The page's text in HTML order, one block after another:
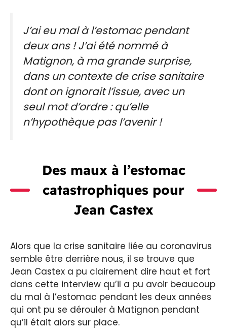
J’ai eu mal à l’estomac pendant
deux ans ! J’ai été nommé à
Matignon, à ma grande surprise,
dans un contexte de crise sanitaire
dont on ignorait l’issue, avec un
seul mot d’ordre : qu’elle
n’hypothèque pas l’avenir !
Des maux à l’estomac
catastrophiques pour
Jean Castex
Alors que la crise sanitaire liée au coronavirus
semble être derrière nous, il se trouve que
Jean Castex a pu clairement dire haut et fort
dans cette interview qu’il a pu avoir beaucoup
du mal à l’estomac pendant les deux années
qui ont pu se dérouler à Matignon pendant
qu’il était alors sur place.